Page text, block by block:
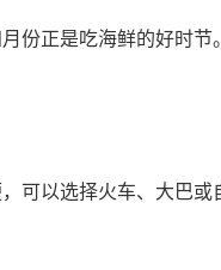
份正是吃海鲜的好时
可以选择火车、大巴